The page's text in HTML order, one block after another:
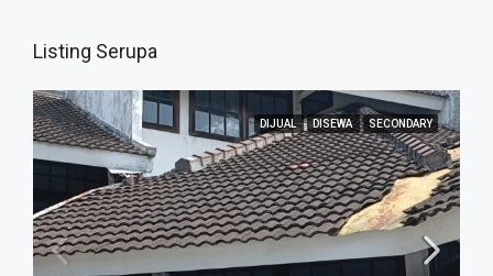
Listing Serupa
DIJUAL DISEWA SECONDARY